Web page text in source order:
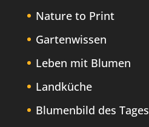
Nature to Print
Gartenwissen
Leben mit Blumen
Landküche
Blumenbild des Tages